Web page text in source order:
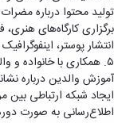
تولید محتوا درباره مضرات
برگزاری کارگاه‌های
انتشار پوستر،
۵. همکاری با خانواده و والدین
آموزش والدین درباره
ایجاد شبکه ارتباطی بین
اطلاع‌رسانی به صورت